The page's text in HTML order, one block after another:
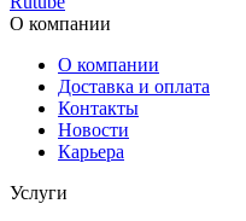
О компании
О компании
Доставка и оплата
Контакты
Новости
Карьера
Услуги